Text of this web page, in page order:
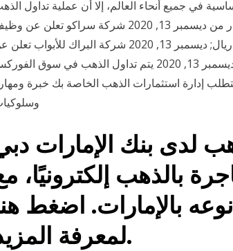
في جميع أنحاء العالم، إلا أن عملية تداول
يجب أن تتم وفق بعض الخطوط، حتى يتحقق أكبر قدر من ديسمبر 13, 2020 شركة سراكو تعلن
شاغرة لحملة البكالوريوس في القصيم براتب 8400 ريال; ديسمبر 13, 2020 شركة البراك للأبواب
وظائف شاغرة لحملة الثانوية براتب 4000 ريال; ديسمبر 13, 2020 يتم تداول الذهب في سوق
إدارة استثمارات الذهب الخاصة بك خبرة
لدى بنك الإمارات
بالذهب إلكترونيًا،
بالإمارات. اضغط
لمعرفة المزيد.